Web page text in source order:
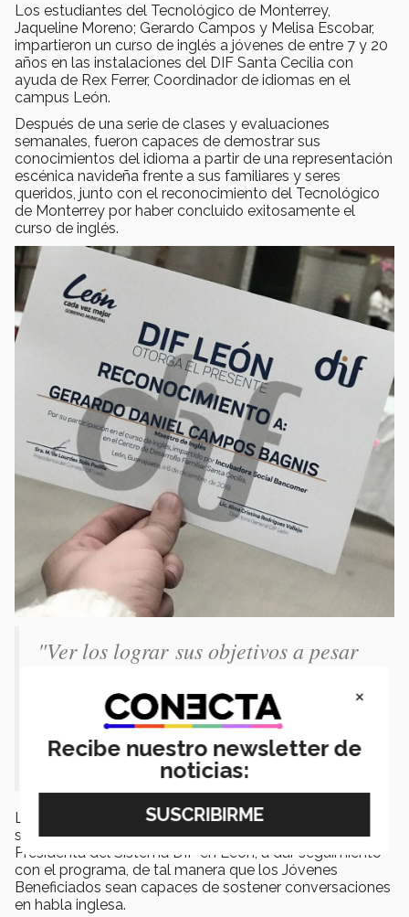
Los estudiantes del Tecnológico de Monterrey,
Jaqueline Moreno; Gerardo Campos y Melisa Escobar,
impartieron un curso de inglés a jóvenes de entre 7 y 20
años en las instalaciones del DIF Santa Cecilia con
ayuda de Rex Ferrer, Coordinador de idiomas en el
campus León.
Después de una serie de clases y evaluaciones
semanales, fueron capaces de demostrar sus
conocimientos del idioma a partir de una representación
escénica navideña frente a sus familiares y seres
queridos, junto con el reconocimiento del Tecnológico
de Monterrey por haber concluido exitosamente el
curso de inglés.
"Ver los lograr sus objetivos a pesar
felicidad al recibir el diploma es una
experiencia increíble que nos llena de
orgullo.- Jaqueline Moreno"
Los alumnos voluntarios del Tecnológico de Monterrey,
se comprometieron con Lourdes Solis Padilla,
Presidenta del Sistema DIF en León, a dar seguimiento
con el programa, de tal manera que los Jóvenes
Beneficiados sean capaces de sostener conversaciones
en habla inglesa.
×
Recibe nuestro newsletter de
noticias: